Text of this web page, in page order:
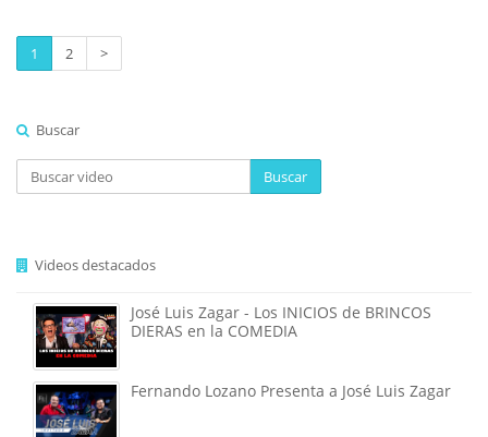
1 2 >
Buscar
Buscar
Videos destacados
José Luis Zagar - Los INICIOS de BRINCOS
DIERAS en la COMEDIA
Fernando Lozano Presenta a José Luis Zagar